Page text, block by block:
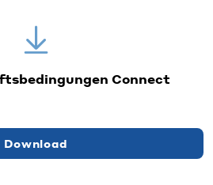
Connect
Download